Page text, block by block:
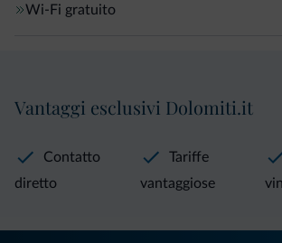
Wi-Fi gratuito
Vantaggi esclusivi Dolomiti.it
Contatto
diretto
Tariffe
vantaggiose